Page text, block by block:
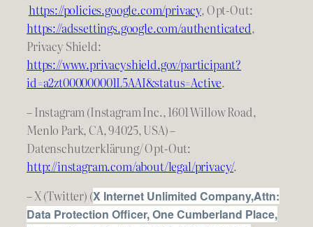
https://policies.google.com/privacy, Opt-Out:
https://adssettings.google.com/authenticated,
Privacy Shield:
https://www.privacyshield.gov/participant?
id=a2zt000000001L5AAI&status=Active.
– Instagram (Instagram Inc., 1601 Willow Road,
Menlo Park, CA, 94025, USA) –
Datenschutzerklärung/ Opt-Out:
http://instagram.com/about/legal/privacy/.
– X (Twitter) (X Internet Unlimited Company,Attn:
Data Protection Officer, One Cumberland Place,